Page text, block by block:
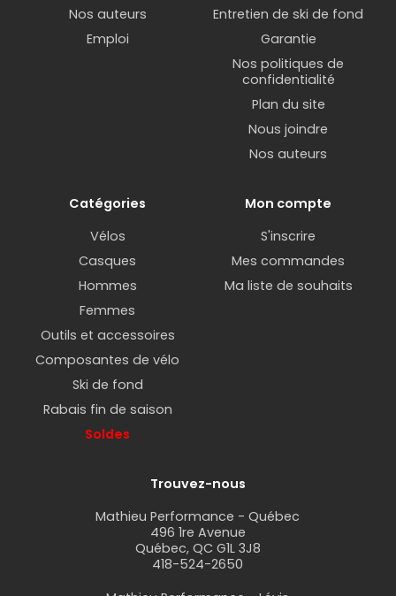
Nos auteurs
Emploi
Entretien de ski de fond
Garantie
Nos politiques de
confidentialité
Plan du site
Nous joindre
Nos auteurs
Catégories
Vélos
Casques
Hommes
Femmes
Outils et accessoires
Composantes de vélo
Ski de fond
Rabais fin de saison
Soldes
Mon compte
S'inscrire
Mes commandes
Ma liste de souhaits
Trouvez-nous
Mathieu Performance - Québec
496 1re Avenue
Québec, QC G1L 3J8
418-524-2650